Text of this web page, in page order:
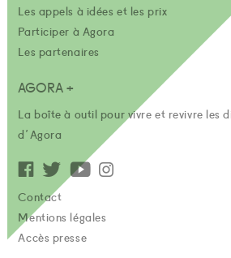
Les appels à idées et les prix
Participer à Agora
Les partenaires
AGORA +
La boîte à outil pour vivre et revivre les
d'Agora
Contact
Mentions légales
Accès presse